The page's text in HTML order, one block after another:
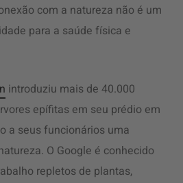
com a natureza não é um
para a saúde física e
introduziu mais de 40.000
epífitas em seu prédio em
a seus funcionários uma
O Google é conhecido
repletos de plantas,